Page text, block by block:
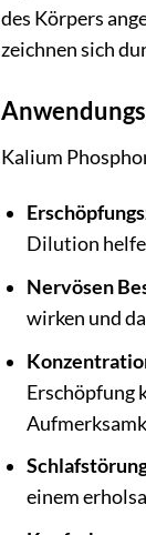
des Körpers
zeichnen sich
Kalium
Dilution
Nervösen
wirken und
Erschöpfung
einem